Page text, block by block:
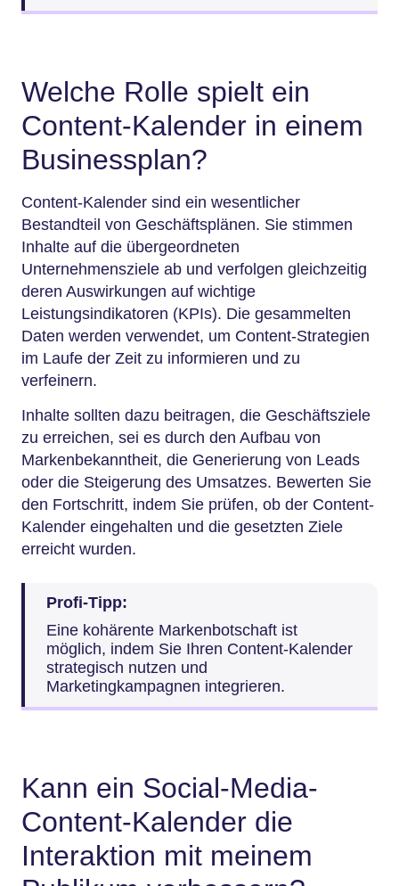
Welche Rolle spielt ein
Content-Kalender in einem
Businessplan?
Content-Kalender sind ein wesentlicher
Bestandteil von Geschäftsplänen. Sie stimmen
Inhalte auf die übergeordneten
Unternehmensziele ab und verfolgen gleichzeitig
deren Auswirkungen auf wichtige
Leistungsindikatoren (KPIs). Die gesammelten
Daten werden verwendet, um Content-Strategien
im Laufe der Zeit zu informieren und zu
verfeinern.
Inhalte sollten dazu beitragen, die Geschäftsziele
zu erreichen, sei es durch den Aufbau von
Markenbekanntheit, die Generierung von Leads
oder die Steigerung des Umsatzes. Bewerten Sie
den Fortschritt, indem Sie prüfen, ob der Content-
Kalender eingehalten und die gesetzten Ziele
erreicht wurden.
Profi-Tipp:
Eine kohärente Markenbotschaft ist
möglich, indem Sie Ihren Content-Kalender
strategisch nutzen und
Marketingkampagnen integrieren.
Kann ein Social-Media-
Content-Kalender die
Interaktion mit meinem